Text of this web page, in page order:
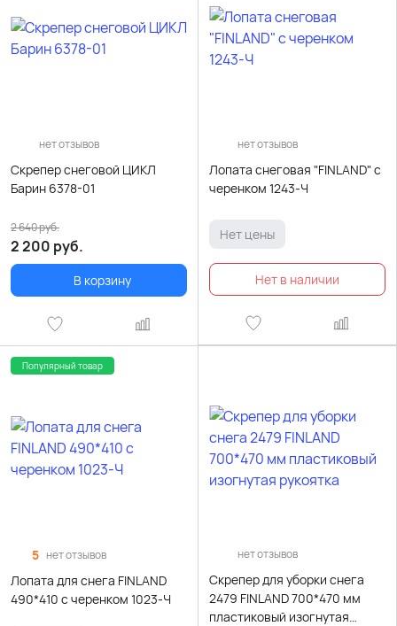
нет отзывов
Скрепер снеговой ЦИКЛ
Барин 6378-01
2 200 руб.
2 640руб.
В корзину
нет отзывов
Лопата снеговая "FINLAND" с
черенком 1243-Ч
Нет цены
Популярный товар
5 нет отзывов
Лопата для снега FINLAND
490*410 с черенком 1023-Ч
нет отзывов
Скрепер для уборки снега
2479 FINLAND 700*470 мм
пластиковый изогнутая